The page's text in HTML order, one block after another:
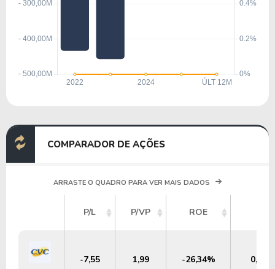
COMPARADOR DE AÇÕES
ARRASTE O QUADRO PARA VER MAIS DADOS
P/L P/VP ROE
-7,55 1,99 -26,34% 0,00%